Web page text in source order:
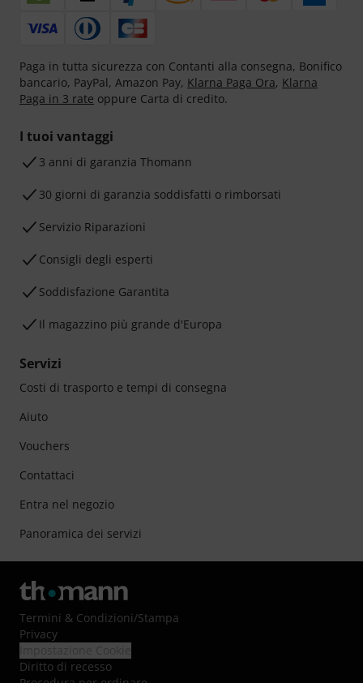
Paga in tutta sicurezza con Contanti alla consegna, Bonifico
bancario, PayPal, Amazon Pay, Klarna Paga Ora, Klarna
Paga in 3 rate oppure Carta di credito.
I tuoi vantaggi
3 anni di garanzia Thomann
30 giorni di garanzia soddisfatti o rimborsati
Servizio Riparazioni
Consigli degli esperti
Soddisfazione Garantita
Il magazzino più grande d'Europa
Servizi
Costi di trasporto e tempi di consegna
Aiuto
Vouchers
Contattaci
Entra nel negozio
Panoramica dei servizi
Termini & Condizioni/Stampa
Privacy
Diritto di recesso